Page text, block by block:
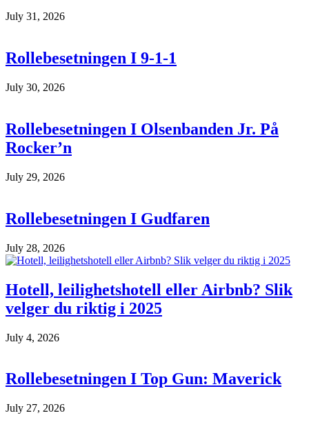
July 31, 2026
Rollebesetningen I 9-1-1
July 30, 2026
Rollebesetningen I Olsenbanden Jr. På
Rocker’n
July 29, 2026
Rollebesetningen I Gudfaren
July 28, 2026
Hotell, leilighetshotell eller Airbnb? Slik
velger du riktig i 2025
July 4, 2026
Rollebesetningen I Top Gun: Maverick
July 27, 2026